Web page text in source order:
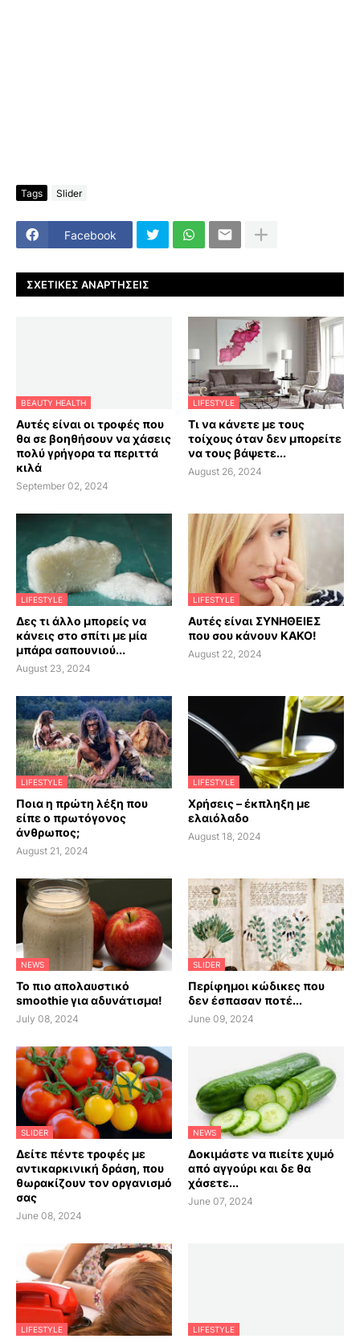
Tags Slider
Facebook
ΣΧΕΤΙΚΈΣ ΑΝΑΡΤΉΣΕΙΣ
BEAUTY HEALTH
Αυτές είναι οι τροφές που
θα σε βοηθήσουν να χάσεις
πολύ γρήγορα τα περιττά
κιλά
September 02, 2024
LIFESTYLE
Τι να κάνετε με τους
τοίχους όταν δεν μπορείτε
να τους βάψετε...
August 26, 2024
LIFESTYLE
Δες τι άλλο μπορείς να
κάνεις στο σπίτι με μία
μπάρα σαπουνιού...
August 23, 2024
LIFESTYLE
Αυτές είναι ΣΥΝΗΘΕΙΕΣ
που σου κάνουν ΚΑΚΟ!
August 22, 2024
LIFESTYLE
Ποια η πρώτη λέξη που
είπε ο πρωτόγονος
άνθρωπος;
August 21, 2024
LIFESTYLE
Χρήσεις – έκπληξη με
ελαιόλαδο
August 18, 2024
NEWS
Το πιο απολαυστικό
smoothie για αδυνάτισμα!
July 08, 2024
SLIDER
Περίφημοι κώδικες που
δεν έσπασαν ποτέ...
June 09, 2024
SLIDER
Δείτε πέντε τροφές με
αντικαρκινική δράση, που
θωρακίζουν τον οργανισμό
σας
June 08, 2024
NEWS
Δοκιμάστε να πιείτε χυμό
από αγγούρι και δε θα
χάσετε...
June 07, 2024
LIFESTYLE LIFESTYLE